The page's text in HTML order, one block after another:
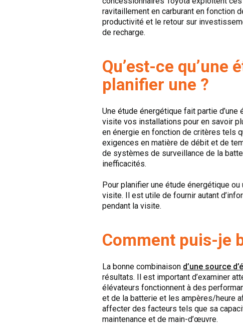
ravitaillement en carburant en fonction
productivité et le retour sur
de recharge.
Qu’est-ce
planifier une ?
Une étude énergétique fait partie
visite vos installations pour en savoir
en énergie en fonction de critères tels
exigences en matière de débit et de
de systèmes de surveillance de la
inefficacités.
Pour planifier une étude énergétique
visite. Il est utile de fournir autant
pendant la visite.
Comment puis-je
La bonne combinaison d’une source
résultats. Il est important d’examiner
élévateurs fonctionnent à des
et de la batterie et les ampères/heure
affecter des facteurs tels que sa
maintenance et de main-d’œuvre.